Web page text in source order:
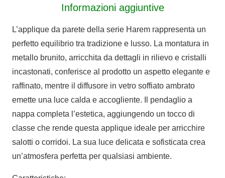
Informazioni aggiuntive
L’applique da parete della serie Harem rappresenta un
perfetto equilibrio tra tradizione e lusso. La montatura in
metallo brunito, arricchita da dettagli in rilievo e cristalli
incastonati, conferisce al prodotto un aspetto elegante e
raffinato, mentre il diffusore in vetro soffiato ambrato
emette una luce calda e accogliente. Il pendaglio a
nappa completa l’estetica, aggiungendo un tocco di
classe che rende questa applique ideale per arricchire
salotti o corridoi. La sua luce delicata e sofisticata crea
un’atmosfera perfetta per qualsiasi ambiente.